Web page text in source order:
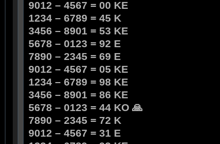
9012 – 4567 = 00 KE
1234 – 6789 = 45 K
3456 – 8901 = 53 KE
5678 – 0123 = 92 E
7890 – 2345 = 69 E
9012 – 4567 = 05 KE
1234 – 6789 = 98 KE
3456 – 8901 = 86 KE
5678 – 0123 = 44 KO 🙏
7890 – 2345 = 72 K
9012 – 4567 = 31 E